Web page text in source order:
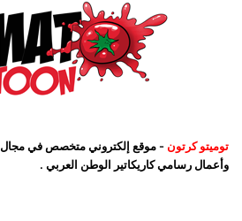
توميتو كرتون
وأعمال رسامي كاريكاتير الوطن العربي .